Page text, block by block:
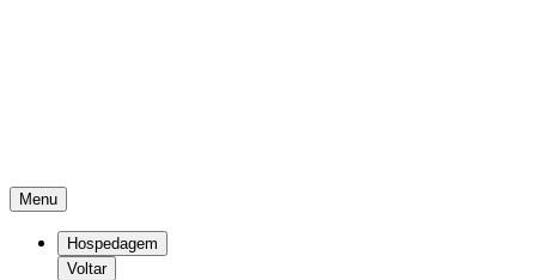
Menu
Hospedagem
Voltar